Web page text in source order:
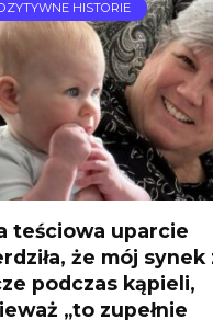
HISTORIE
teściowa uparcie
że mój synek
podczas kąpieli,
„to zupełnie